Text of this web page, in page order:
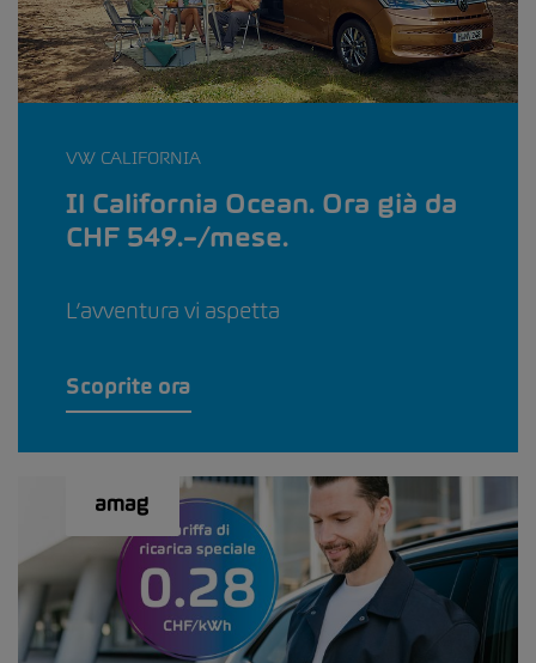
VW CALIFORNIA
Il California Ocean. Ora già da
CHF 549.–/mese.
L’avventura vi aspetta
Scoprite ora